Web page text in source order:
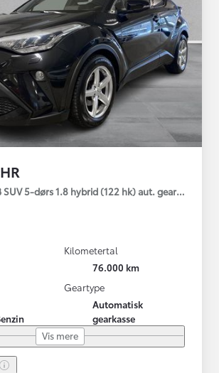
SUV 5-dørs 1.8 hybrid (122 hk) aut. gear C-LUB -
Kilometertal
76.000 km
Geartype
Automatisk
gearkasse
Vis mere